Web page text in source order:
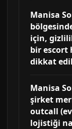
Manisa
için,
bir escort
dikkat
Manisa
şirket
outcall
lojistiği